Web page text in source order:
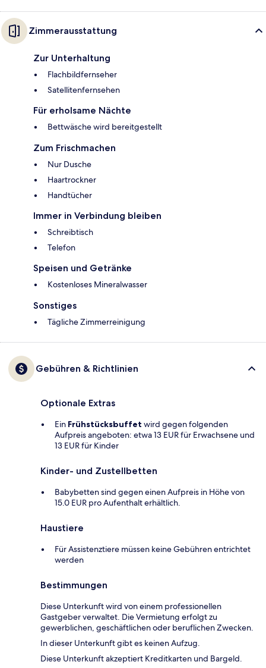
Zimmerausstattung
Zur Unterhaltung
Flachbildfernseher
Satellitenfernsehen
Für erholsame Nächte
Bettwäsche wird bereitgestellt
Zum Frischmachen
Nur Dusche
Haartrockner
Handtücher
Immer in Verbindung bleiben
Schreibtisch
Telefon
Speisen und Getränke
Kostenloses Mineralwasser
Sonstiges
Tägliche Zimmerreinigung
Gebühren & Richtlinien
Optionale Extras
Ein Frühstücksbuffet wird gegen folgenden
Aufpreis angeboten: etwa 13 EUR für Erwachsene und
13 EUR für Kinder
Kinder- und Zustellbetten
Babybetten sind gegen einen Aufpreis in Höhe von
15.0 EUR pro Aufenthalt erhältlich.
Haustiere
Für Assistenztiere müssen keine Gebühren entrichtet
werden
Bestimmungen
Diese Unterkunft wird von einem professionellen
Gastgeber verwaltet. Die Vermietung erfolgt zu
gewerblichen, geschäftlichen oder beruflichen Zwecken.
In dieser Unterkunft gibt es keinen Aufzug.
Diese Unterkunft akzeptiert Kreditkarten und Bargeld.